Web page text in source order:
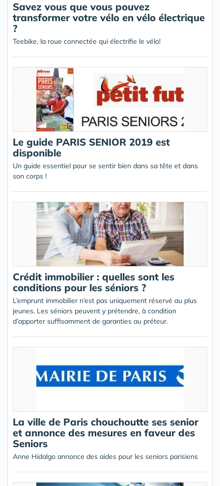
Savez vous que vous pouvez
transformer votre vélo en vélo électrique
?
Teebike, la roue connectée qui électrifie le vélo!
Le guide PARIS SENIOR 2019 est
disponible
Un guide essentiel pour se sentir bien dans sa tête et dans
son corps !
Crédit immobilier : quelles sont les
conditions pour les séniors ?
L’emprunt immobilier n’est pas uniquement réservé au plus
jeunes. Les séniors peuvent y prétendre, à condition
d’apporter suffisamment de garanties au préteur.
La ville de Paris chouchoutte ses senior
et annonce des mesures en faveur des
Seniors
Anne Hidalgo annonce des aides pour les seniors parisiens